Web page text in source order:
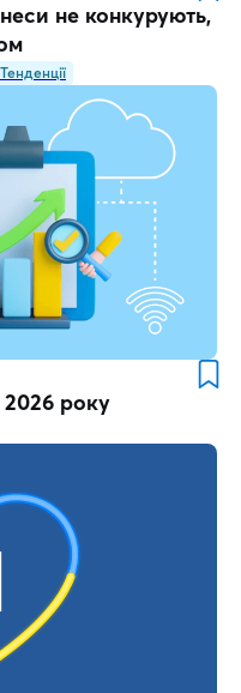
не конкурують,
2026 року